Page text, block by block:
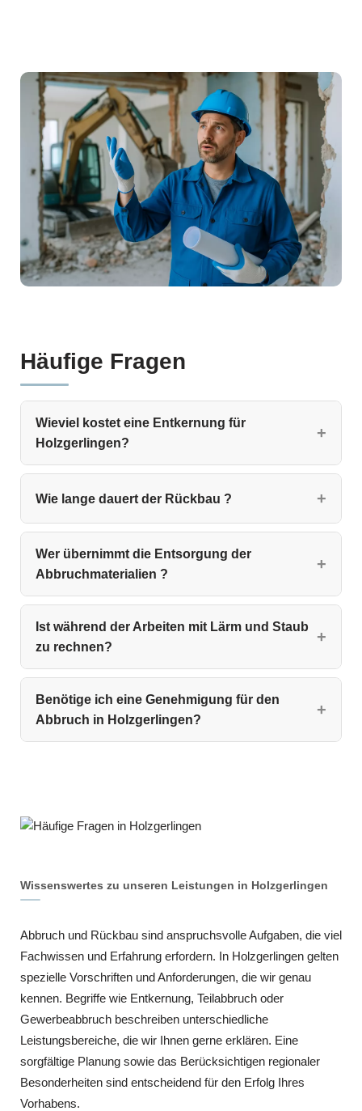
Häufige Fragen
Wieviel kostet eine Entkernung für
Holzgerlingen?
Wie lange dauert der Rückbau ?
Wer übernimmt die Entsorgung der
Abbruchmaterialien ?
Ist während der Arbeiten mit Lärm und Staub
zu rechnen?
Benötige ich eine Genehmigung für den
Abbruch in Holzgerlingen?
Wissenswertes zu unseren Leistungen in Holzgerlingen
Abbruch und Rückbau sind anspruchsvolle Aufgaben, die viel
Fachwissen und Erfahrung erfordern. In Holzgerlingen gelten
spezielle Vorschriften und Anforderungen, die wir genau
kennen. Begriffe wie Entkernung, Teilabbruch oder
Gewerbeabbruch beschreiben unterschiedliche
Leistungsbereiche, die wir Ihnen gerne erklären. Eine
sorgfältige Planung sowie das Berücksichtigen regionaler
Besonderheiten sind entscheidend für den Erfolg Ihres
Vorhabens.